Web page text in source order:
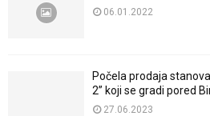
06.01.2022
Počela prodaja
2” koji se gradi pored
27.06.2023